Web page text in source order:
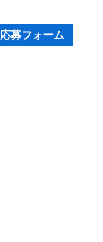
応募フォーム